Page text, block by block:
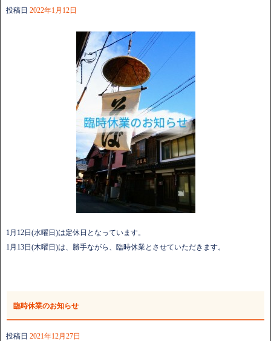
投稿日 2022年1月12日
1月12日(水曜日)は定休日となっています。
1月13日(木曜日)は、勝手ながら、臨時休業とさせていただきます。
臨時休業のお知らせ
投稿日 2021年12月27日